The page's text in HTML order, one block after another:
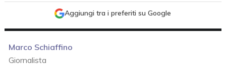
Aggiungi tra i preferiti su Google
Marco Schiaffino
Giornalista